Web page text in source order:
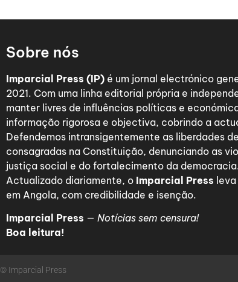
Sobre nós
Imparcial Press (IP) é um jornal electrónico
2021. Com uma linha editorial própria e
manter livres de influências políticas e
informação rigorosa e objectiva, cobrindo a
Defendemos intransigentemente as liberdades
consagradas na Constituição, denunciando as
justiça social e do fortalecimento da
Actualizado diariamente, o Imparcial Press
em Angola, com credibilidade e isenção.
Imparcial Press — Notícias sem censura!
Boa leitura!
© Imparcial Press